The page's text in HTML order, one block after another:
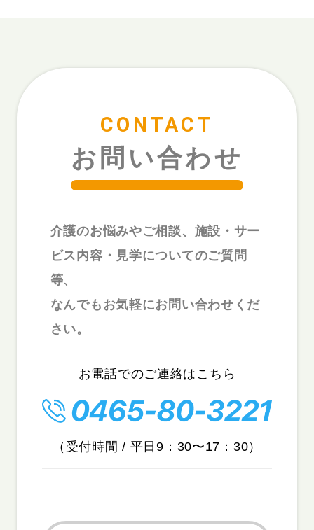
CONTACT
お問い合わせ
介護のお悩みやご相談、施設・サー
ビス内容・見学についてのご質問
等、
なんでもお気軽にお問い合わせくだ
さい。
お電話でのご連絡はこちら
（受付時間 / 平日9：30〜17：30）